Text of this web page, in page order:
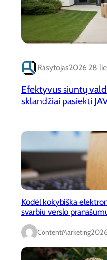
Rasytojas2026 28
Efektyvus siuntų
sklandžiai pasiekti
Kodėl kokybiška
svarbiu verslo
ContentMarketing